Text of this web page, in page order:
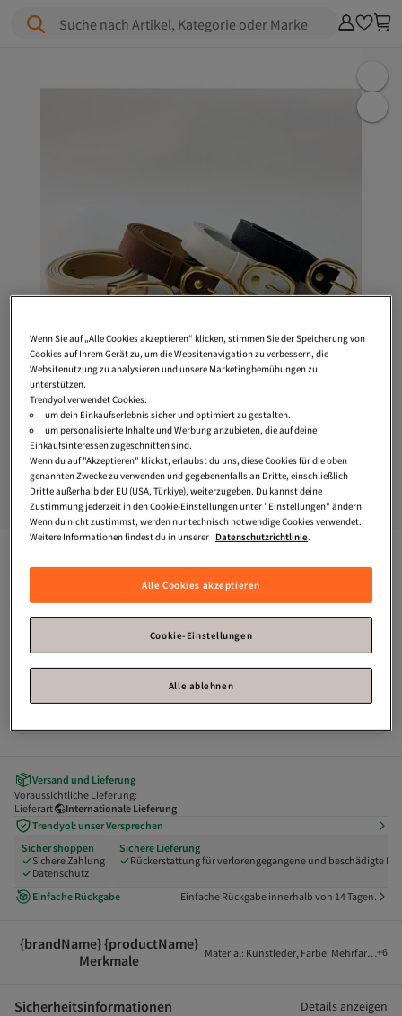
Suche nach Artikel, Kategorie oder Marke
Jackengürtel, Kleidergürtel, Hemdgürtel
Versand und Lieferung
Voraussichtliche Lieferung:
Lieferart
Internationale Lieferung
Trendyol: unser Versprechen
Sicher shoppen
Sichere Zahlung
Datenschutz
Sichere Lieferung
Rückerstattung für verlorengegangene und beschädigte
Einfache Rückgabe Einfache Rückgabe innerhalb von 14 Tagen.
{brandName} {productName}
Merkmale
Material: Kunstleder, Farbe: Mehrfarbig,
+6
Sicherheitsinformationen Details anzeigen
Wenn Sie auf „Alle Cookies akzeptieren“ klicken, stimmen Sie der Speicherung von
Cookies auf Ihrem Gerät zu, um die Websitenavigation zu verbessern, die
Websitenutzung zu analysieren und unsere Marketingbemühungen zu
unterstützen.
Trendyol verwendet Cookies:
um dein Einkaufserlebnis sicher und optimiert zu gestalten.
um personalisierte Inhalte und Werbung anzubieten, die auf deine
Einkaufsinteressen zugeschnitten sind.
Wenn du auf "Akzeptieren" klickst, erlaubst du uns, diese Cookies für die oben
genannten Zwecke zu verwenden und gegebenenfalls an Dritte, einschließlich
Dritte außerhalb der EU (USA, Türkiye), weiterzugeben. Du kannst deine
Zustimmung jederzeit in den Cookie-Einstellungen unter "Einstellungen" ändern.
Wenn du nicht zustimmst, werden nur technisch notwendige Cookies verwendet.
Weitere Informationen findest du in unserer Datenschutzrichtlinie.
Alle Cookies akzeptieren
Cookie-Einstellungen
Alle ablehnen